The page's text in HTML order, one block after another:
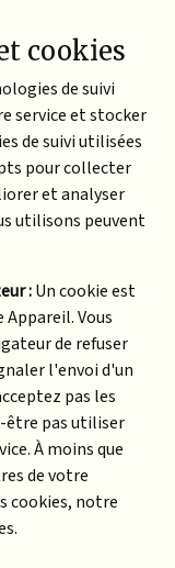
cookies
de suivi
service et stocker
de suivi utilisées
pour collecter
et analyser
utilisons peuvent
:Un cookie est
Vous
de refuser
l'envoi d'un
pas les
être pas utiliser
À moins que
de votre
cookies, notre